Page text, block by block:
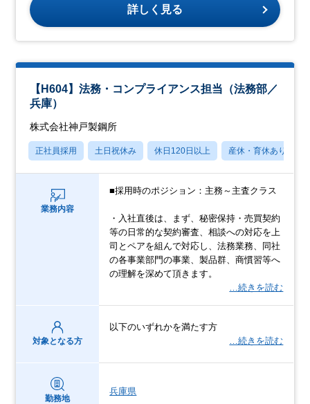
詳しく見る
【H604】法務・コンプライアンス担当（法務部／
兵庫）
株式会社神戸製鋼所
正社員採用 土日祝休み 休日120日以上 産休・育休あり
業務内容
■採用時のポジション：主務～主査クラス
・入社直後は、まず、秘密保持・売買契約
等の日常的な契約審査、相談への対応を上
司とペアを組んで対応し、法務業務、同社
の各事業部門の事業、製品群、商慣習等へ
の理解を深めて頂きます。
…続きを読む
対象となる方
以下のいずれかを満たす方
…続きを読む
勤務地
兵庫県